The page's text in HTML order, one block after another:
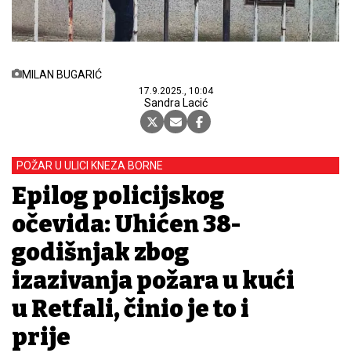
MILAN BUGARIĆ
17.9.2025., 10:04
Sandra Lacić
POŽAR U ULICI KNEZA BORNE
Epilog policijskog
očevida: Uhićen 38-
godišnjak zbog
izazivanja požara u kući
u Retfali, činio je to i
prije